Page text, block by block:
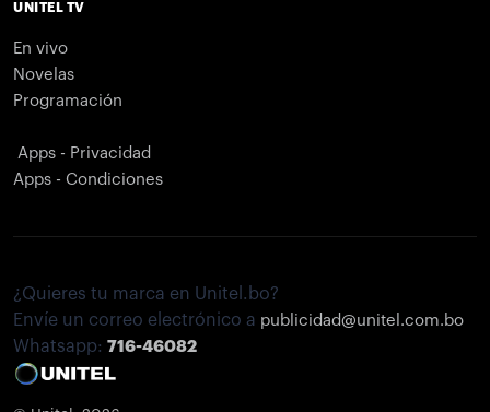
UNITEL TV
En vivo
Novelas
Programación
Apps - Privacidad
Apps - Condiciones
¿Quieres tu marca en Unitel.bo?
Envíe un correo electrónico a publicidad@unitel.com.bo
Whatsapp: 716-46082